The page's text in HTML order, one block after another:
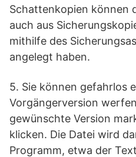
Schattenkopien können
auch aus
mithilfe des
angelegt haben.
5. Sie können gefahrlos
Vorgängerversion
gewünschte Version
klicken. Die Datei wird
Programm, etwa der